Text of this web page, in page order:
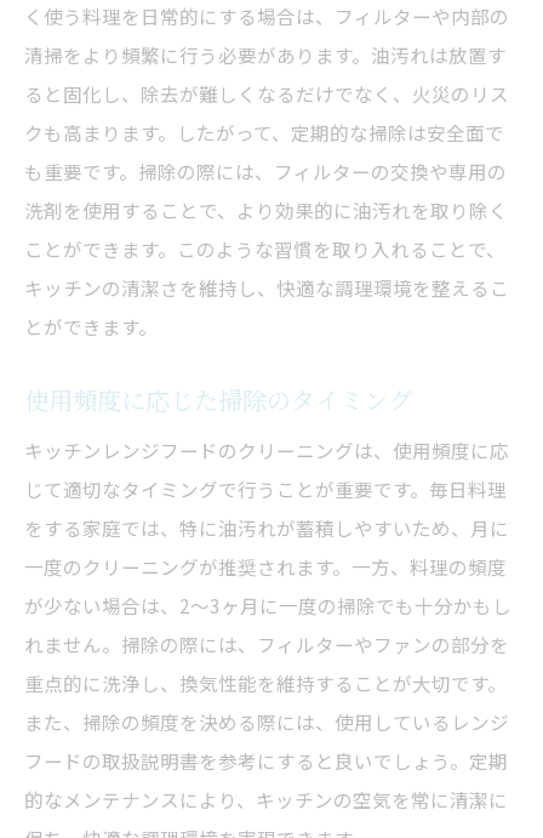
頻度調整で換気扇の効果を最大化
キッチンの清潔を保つ換気扇掃除術
汚れを寄せ付けない掃除方法
レンジフードクリーニングの基本技
毎日できる掃除の簡単手順
清潔なキッチンを実現する掃除術
掃除が楽になる日々の工夫
故障を防ぐための定期的掃除
長持ちする掃除のためのヒント
換気扇を守るための日常ケア
長く使うための掃除の知恵
く使う料理を日常的にする場合は、フィルターや内部の
清掃をより頻繁に行う必要があります。油汚れは放置す
ると固化し、除去が難しくなるだけでなく、火災のリス
クも高まります。したがって、定期的な掃除は安全面で
も重要です。掃除の際には、フィルターの交換や専用の
洗剤を使用することで、より効果的に油汚れを取り除く
ことができます。このような習慣を取り入れることで、
キッチンの清潔さを維持し、快適な調理環境を整えるこ
とができます。
使用頻度に応じた掃除のタイミング
キッチンレンジフードのクリーニングは、使用頻度に応
じて適切なタイミングで行うことが重要です。毎日料理
をする家庭では、特に油汚れが蓄積しやすいため、月に
一度のクリーニングが推奨されます。一方、料理の頻度
が少ない場合は、2〜3ヶ月に一度の掃除でも十分かもし
れません。掃除の際には、フィルターやファンの部分を
重点的に洗浄し、換気性能を維持することが大切です。
また、掃除の頻度を決める際には、使用しているレンジ
フードの取扱説明書を参考にすると良いでしょう。定期
的なメンテナンスにより、キッチンの空気を常に清潔に